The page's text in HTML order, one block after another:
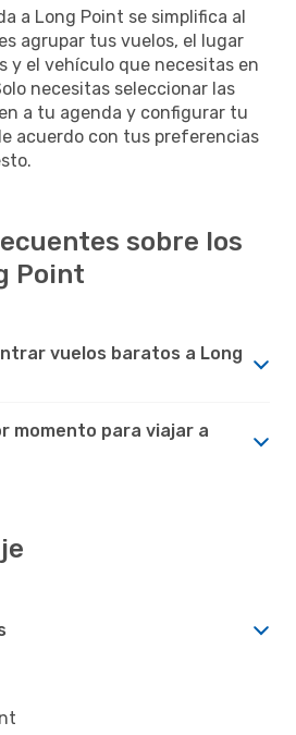
a Long Point se simplifica al
agrupar tus vuelos, el lugar
y el vehículo que necesitas en
necesitas seleccionar las
a tu agenda y configurar tu
acuerdo con tus preferencias
sobre los
Point
vuelos baratos a Long
momento para viajar a